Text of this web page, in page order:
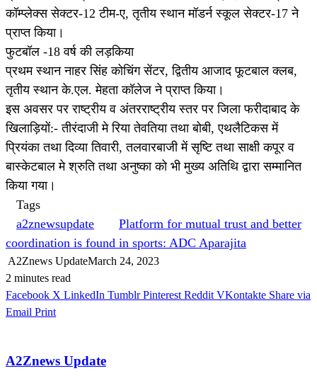
कॉम्प्लेक्स सेक्टर-12 टीम-ए, तृतीय स्थान मॉडर्न स्कूल सेक्टर-17 ने
प्राप्त किया।
फुटबॉल -18 वर्ष की लड़किया
प्रथम स्थान नाहर सिंह कोचिंग सेंटर, द्वितीय आजाद फूटबाल क्लब,
तृतीय स्थान के.एल. मेहता कॉलेज ने प्राप्त किया।
इस अवसर पर राष्ट्रीय व अंतरराष्ट्रीय स्तर पर जिला फरीदाबाद के
खिलाड़ियों:- तीरंदाजी मे रिया तेवतिया तथा बोबी, एथलैटिकस में
प्रियंका तथा दिव्या तिवारी, तलवारबाजी में सृष्टि तथा साक्षी कपूर व
बास्केटबाल मे श्रुति तथा अनुष्का को भी मुख्य अतिथि द्वारा सम्मानित
किया गया।
Tags
a2znewsupdate
Platform for mutual trust and better
coordination is found in sports: ADC Aparajita
A2Znews UpdateMarch 24, 2023
2 minutes read
Facebook X LinkedIn Tumblr Pinterest Reddit VKontakte Share via
Email Print
A2Znews Update